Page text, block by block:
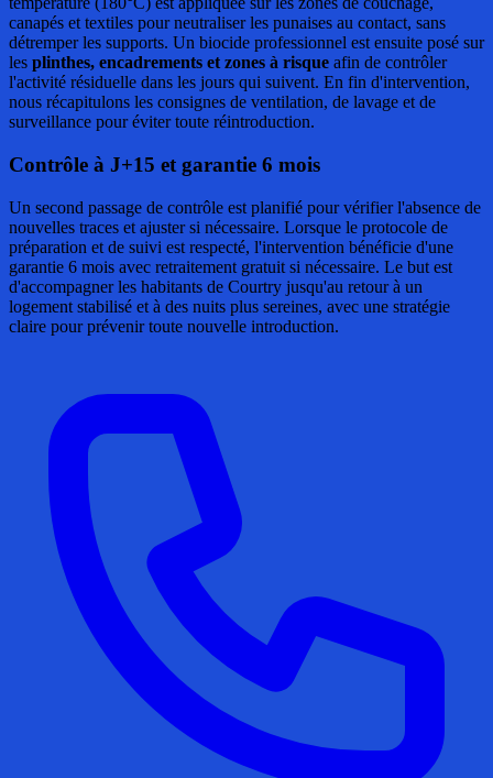
canapés et textiles pour neutraliser les punaises au contact, sans
détremper les supports. Un biocide professionnel est ensuite posé sur
les plinthes, encadrements et zones à risque afin de contrôler
l'activité résiduelle dans les jours qui suivent. En fin d'intervention,
nous récapitulons les consignes de ventilation, de lavage et de
surveillance pour éviter toute réintroduction.
Contrôle à J+15 et garantie 6 mois
Un second passage de contrôle est planifié pour vérifier l'absence de
nouvelles traces et ajuster si nécessaire. Lorsque le protocole de
préparation et de suivi est respecté, l'intervention bénéficie d'une
garantie 6 mois avec retraitement gratuit si nécessaire. Le but est
d'accompagner les habitants de Courtry jusqu'au retour à un
logement stabilisé et à des nuits plus sereines, avec une stratégie
claire pour prévenir toute nouvelle introduction.